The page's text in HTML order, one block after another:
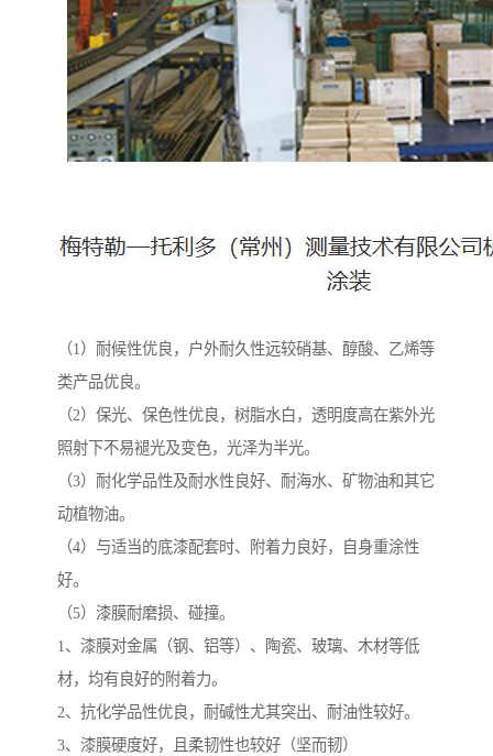
（1）耐候性优良，户外耐久性远较硝基、醇酸、乙烯等
类产品优良。
（2）保光、保色性优良，树脂水白，透明度高在紫外光
照射下不易褪光及变色，光泽为半光。
（3）耐化学品性及耐水性良好、耐海水、矿物油和其它
动植物油。
（4）与适当的底漆配套时、附着力良好，自身重涂性
好。
（5）漆膜耐磨损、碰撞。
1、漆膜对金属（钢、铝等）、陶瓷、玻璃、木材等低
材，均有良好的附着力。
2、抗化学品性优良，耐碱性尤其突出、耐油性较好。
3、漆膜硬度好，且柔韧性也较好（坚而韧）